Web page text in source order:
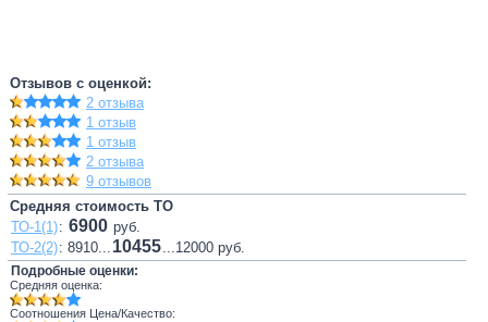
Отзывов с оценкой:
2 отзыва
1 отзыв
1 отзыв
2 отзыва
9 отзывов
Средняя стоимость ТО
ТО-1(1): 6900 руб.
ТО-2(2): 8910... 10455...12000 руб.
Подробные оценки:
Средняя оценка:
Соотношения Цена/Качество: